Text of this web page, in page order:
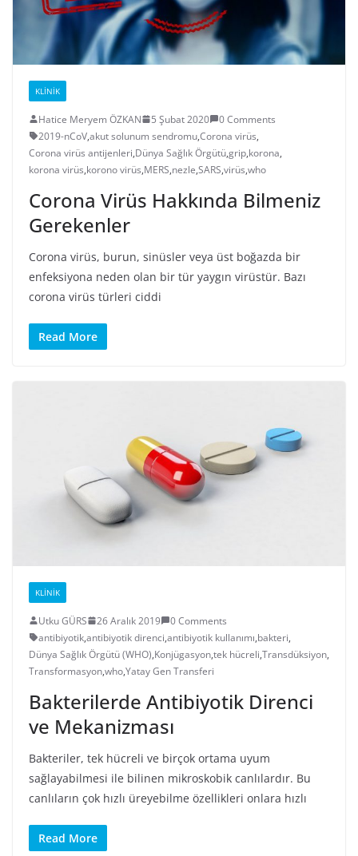
KLINIK
Hatice Meryem ÖZKAN 5 Şubat 2020
0 Comments
2019-nCoV,akut solunum sendromu,Corona virüs,
Corona virüs antijenleri,Dünya Sağlık Örgütü,grip,korona,
korona virüs,korono virüs,MERS,nezle,SARS,virüs,who
Corona Virüs Hakkında Bilmeniz
Gerekenler
Corona virüs, burun, sinüsler veya üst boğazda bir
enfeksiyona neden olan bir tür yaygın virüstür. Bazı
corona virüs türleri ciddi
Read More
KLINIK
Utku GÜRS 26 Aralık 2019
0 Comments
antibiyotik,antibiyotik direnci,antibiyotik kullanımı,bakteri,
Dünya Sağlık Örgütü (WHO),Konjügasyon,tek hücreli,Transdüksiyon,
Transformasyon,who,Yatay Gen Transferi
Bakterilerde Antibiyotik Direnci
ve Mekanizması
Bakteriler, tek hücreli ve birçok ortama uyum
sağlayabilmesi ile bilinen mikroskobik canlılardır. Bu
canlıların çok hızlı üreyebilme özellikleri onlara hızlı
Read More